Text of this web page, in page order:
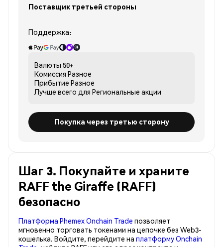
Поставщик третьей стороны
Поддержка:
Валюты 50+
Комиссия Разное
Прибытие Разное
Лучше всего для Региональные акции
Покупка через третью сторону
Шаг 3. Покупайте и храните
RAFF the Giraffe (RAFF)
безопасно
Платформа Phemex Onchain Trade позволяет
мгновенно торговать токенами на цепочке без Web3-
кошелька. Войдите, перейдите на платформу Onchain